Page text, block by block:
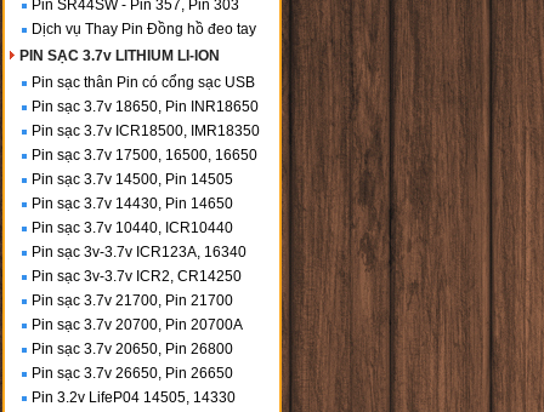
Pin SR44SW - Pin 357, Pin 303
Dịch vụ Thay Pin Đồng hồ đeo tay
PIN SẠC 3.7v LITHIUM LI-ION
Pin sạc thân Pin có cổng sạc USB
Pin sạc 3.7v 18650, Pin INR18650
Pin sạc 3.7v ICR18500, IMR18350
Pin sạc 3.7v 17500, 16500, 16650
Pin sạc 3.7v 14500, Pin 14505
Pin sạc 3.7v 14430, Pin 14650
Pin sạc 3.7v 10440, ICR10440
Pin sạc 3v-3.7v ICR123A, 16340
Pin sạc 3v-3.7v ICR2, CR14250
Pin sạc 3.7v 21700, Pin 21700
Pin sạc 3.7v 20700, Pin 20700A
Pin sạc 3.7v 20650, Pin 26800
Pin sạc 3.7v 26650, Pin 26650
Pin 3.2v LifeP04 14505, 14330